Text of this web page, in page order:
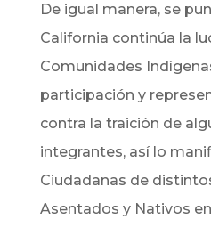
De igual manera, se
California continúa la
Comunidades
participación y
contra la traición de
integrantes, así lo
Ciudadanas de
Asentados y Nativos